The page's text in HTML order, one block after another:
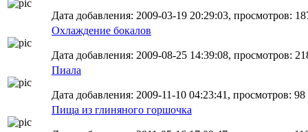
Дата добавления: 2009-03-19 20:29:03, просмотров:
Охлаждение бокалов
Дата добавления: 2009-08-25 14:39:08, просмотров:
Пиала
Дата добавления: 2009-11-10 04:23:41, просмотров: 98
Пища из глиняного горшочка